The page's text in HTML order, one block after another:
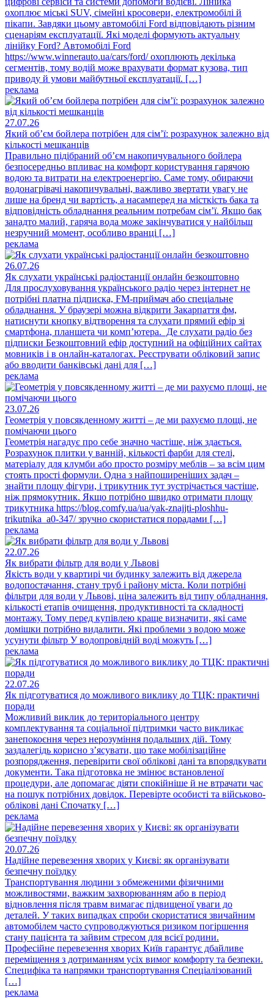
охоплює міські SUV, сімейні кросовери, електромобілі й
пікапи. Завдяки цьому автомобілі Ford відповідають різним
сценаріям експлуатації. Які моделі формують актуальну
лінійку Ford? Автомобілі Ford
https://www.winnerauto.ua/cars/ford/ охоплюють декілька
сегментів, тому водій може врахувати формат кузова, тип
приводу й умови майбутньої експлуатації. […]
реклама
27.07.26
Який об’єм бойлера потрібен для сім’ї: розрахунок залежно від
кількості мешканців
Правильно підібраний об’єм накопичувального бойлера
безпосередньо впливає на комфорт користування гарячою
водою та витрати на електроенергію. Саме тому, обираючи
водонагрівачі накопичувальні, важливо звертати увагу не
лише на бренд чи вартість, а насамперед на місткість бака та
відповідність обладнання реальним потребам сім’ї. Якщо бак
занадто малий, гаряча вода може закінчуватися у найбільш
незручний момент, особливо вранці […]
реклама
26.07.26
Як слухати українські радіостанції онлайн безкоштовно
Для прослуховування українського радіо через інтернет не
потрібні платна підписка, FM-приймач або спеціальне
обладнання. У браузері можна відкрити Закарпаття фм,
натиснути кнопку відтворення та слухати прямий ефір зі
смартфона, планшета чи комп’ютера. Де слухати радіо без
підписки Безкоштовний ефір доступний на офіційних сайтах
мовників і в онлайн-каталогах. Реєструвати обліковий запис
або вводити банківські дані для […]
реклама
23.07.26
Геометрія у повсякденному житті – де ми рахуємо площі, не
помічаючи цього
Геометрія нагадує про себе значно частіше, ніж здається.
Розрахунок плитки у ванній, кількості фарби для стелі,
матеріалу для клумби або просто розміру меблів – за всім цим
стоять прості формули. Одна з найпоширеніших задач –
знайти площу фігури, і трикутник тут зустрічається частіше,
ніж прямокутник. Якщо потрібно швидко отримати площу
трикутника https://blog.comfy.ua/ua/yak-znajjti-ploshhu-
trikutnika_a0-347/ зручно скористатися порадами […]
реклама
22.07.26
Як вибрати фільтр для води у Львові
Якість води у квартирі чи будинку залежить від джерела
водопостачання, стану труб і району міста. Коли потрібні
фільтри для води у Львові, ціна залежить від типу обладнання,
кількості етапів очищення, продуктивності та складності
монтажу. Тому перед купівлею краще визначити, які саме
домішки потрібно видалити. Які проблеми з водою може
усунути фільтр У водопровідній воді можуть […]
реклама
22.07.26
Як підготуватися до можливого виклику до ТЦК: практичні
поради
Можливий виклик до територіального центру
комплектування та соціальної підтримки часто викликає
занепокоєння через нерозуміння подальших дій. Тому
заздалегідь корисно з’ясувати, що таке мобілізаційне
розпорядження, перевірити свої облікові дані та впорядкувати
документи. Така підготовка не змінює встановленої
процедури, але допомагає діяти спокійніше й не втрачати час
на пошук потрібних довідок. Перевірте особисті та військово-
облікові дані Спочатку […]
реклама
20.07.26
Надійне перевезення хворих у Києві: як організувати
безпечну поїздку
Транспортування людини з обмеженими фізичними
можливостями, важким захворюванням або в період
відновлення після травм вимагає підвищеної уваги до
деталей. У таких випадках спроби скористатися звичайним
автомобілем часто супроводжуються ризиком погіршення
стану пацієнта та зайвим стресом для всієї родини.
Професійне перевезення хворих Київ гарантує дбайливе
переміщення з дотриманням усіх вимог комфорту та безпеки.
Специфіка та напрямки транспортування Спеціалізований
[…]
реклама